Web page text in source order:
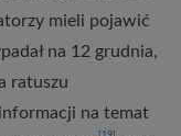
mieli pojawić
na 12 grudnia,
ratuszu
na temat